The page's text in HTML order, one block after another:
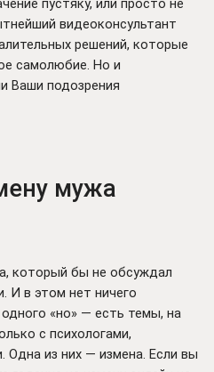
пустяку, или просто не
видеоконсультант
решений, которые
самолюбие. Но и
Ваши подозрения
мужа
который бы не обсуждал
И в этом нет ничего
«но» — есть темы, на
с психологами,
Одна из них — измена. Если вы